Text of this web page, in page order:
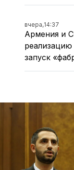
вчера,14:37
Армения и
реализацию
запуск